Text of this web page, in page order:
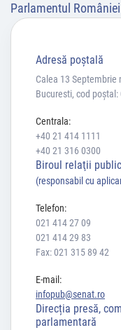
Parlamentul României
Adresă poştală
Calea 13 Septembrie
Bucuresti, cod poștal:
Centrala:
+40 21 414 1111
+40 21 316 0300
Biroul relaţii
(responsabil cu
Telefon:
021 414 27 09
021 414 29 83
Fax: 021 315 89 42
E-mail:
infopub@senat.ro
Direcția presă,
parlamentară